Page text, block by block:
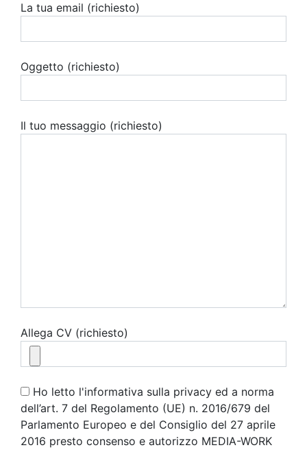
La tua email (richiesto)
Oggetto (richiesto)
Il tuo messaggio (richiesto)
Allega CV (richiesto)
Ho letto l'informativa sulla privacy ed a norma
dell’art. 7 del Regolamento (UE) n. 2016/679 del
Parlamento Europeo e del Consiglio del 27 aprile
2016 presto consenso e autorizzo MEDIA-WORK